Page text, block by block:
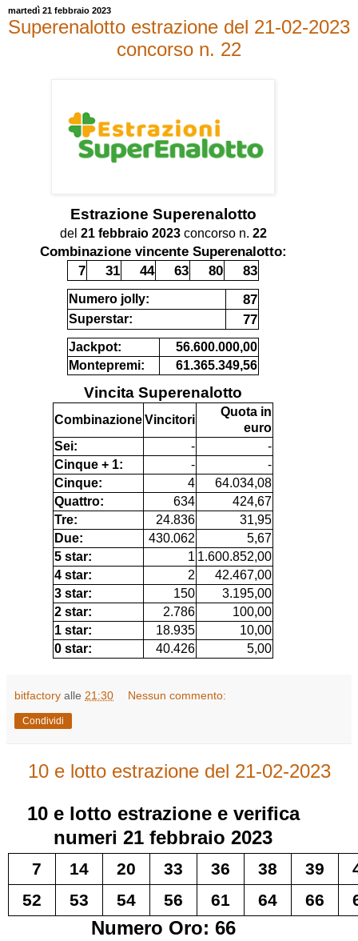
martedì 21 febbraio 2023
Superenalotto estrazione del 21-02-2023
concorso n. 22
Estrazione Superenalotto
del 21 febbraio 2023concorso n. 22
Combinazione vincente Superenalotto:
7
31 44 63 80 83
Numero jolly: 87
Superstar: 77
Jackpot:
56.600.000,00
Montepremi:
61.365.349,56
Vincita Superenalotto
CombinazioneVincitori
Quota in
euro
Sei:
-
-
Cinque + 1:
-
-
Cinque:
4
64.034,08
Quattro:
634
424,67
Tre:
24.836
31,95
Due:
430.062
5,67
5 star:
1 1.600.852,00
4 star:
2
42.467,00
3 star:
150
3.195,00
2 star:
2.786
100,00
1 star:
18.935
10,00
0 star:
40.426 5,00
bitfactory alle 21:30 Nessun commento:
Condividi
10 e lotto estrazione del 21-02-2023
10 e lotto estrazione e verifica
numeri 21 febbraio 2023
7 14 20 33 36 38 39
52
53 54 56 61 64 66
Numero Oro: 66